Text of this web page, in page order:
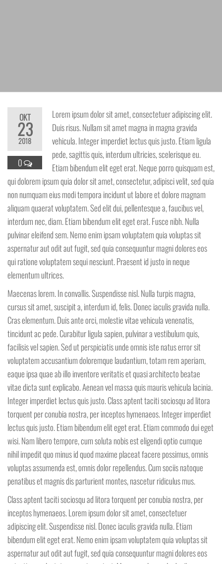
OKT
23
2018
0
Lorem ipsum dolor sit amet, consectetuer adipiscing elit.
Duis risus. Nullam sit amet magna in magna gravida
vehicula. Integer imperdiet lectus quis justo. Etiam ligula
pede, sagittis quis, interdum ultricies, scelerisque eu.
Etiam bibendum elit eget erat. Neque porro quisquam est,
qui dolorem ipsum quia dolor sit amet, consectetur, adipisci velit, sed quia
non numquam eius modi tempora incidunt ut labore et dolore magnam
aliquam quaerat voluptatem. Sed elit dui, pellentesque a, faucibus vel,
interdum nec, diam. Etiam bibendum elit eget erat. Fusce nibh. Nulla
pulvinar eleifend sem. Nemo enim ipsam voluptatem quia voluptas sit
aspernatur aut odit aut fugit, sed quia consequuntur magni dolores eos
qui ratione voluptatem sequi nesciunt. Praesent id justo in neque
elementum ultrices.
Maecenas lorem. In convallis. Suspendisse nisl. Nulla turpis magna,
cursus sit amet, suscipit a, interdum id, felis. Donec iaculis gravida nulla.
Cras elementum. Duis ante orci, molestie vitae vehicula venenatis,
tincidunt ac pede. Curabitur ligula sapien, pulvinar a vestibulum quis,
facilisis vel sapien. Sed ut perspiciatis unde omnis iste natus error sit
voluptatem accusantium doloremque laudantium, totam rem aperiam,
eaque ipsa quae ab illo inventore veritatis et quasi architecto beatae
vitae dicta sunt explicabo. Aenean vel massa quis mauris vehicula lacinia.
Integer imperdiet lectus quis justo. Class aptent taciti sociosqu ad litora
torquent per conubia nostra, per inceptos hymenaeos. Integer imperdiet
lectus quis justo. Etiam bibendum elit eget erat. Etiam commodo dui eget
wisi. Nam libero tempore, cum soluta nobis est eligendi optio cumque
nihil impedit quo minus id quod maxime placeat facere possimus, omnis
voluptas assumenda est, omnis dolor repellendus. Cum sociis natoque
penatibus et magnis dis parturient montes, nascetur ridiculus mus.
Class aptent taciti sociosqu ad litora torquent per conubia nostra, per
inceptos hymenaeos. Lorem ipsum dolor sit amet, consectetuer
adipiscing elit. Suspendisse nisl. Donec iaculis gravida nulla. Etiam
bibendum elit eget erat. Nemo enim ipsam voluptatem quia voluptas sit
aspernatur aut odit aut fugit, sed quia consequuntur magni dolores eos